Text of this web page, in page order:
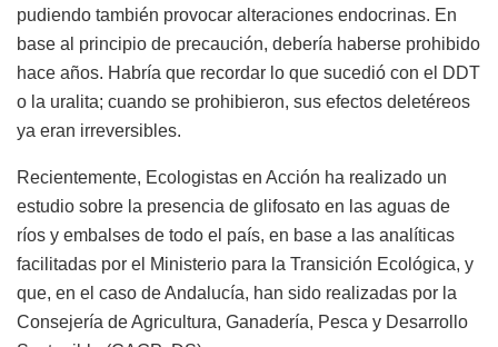
pudiendo también provocar alteraciones endocrinas. En
base al principio de precaución, debería haberse prohibido
hace años. Habría que recordar lo que sucedió con el DDT
o la uralita; cuando se prohibieron, sus efectos deletéreos
ya eran irreversibles.
Recientemente, Ecologistas en Acción ha realizado un
estudio sobre la presencia de glifosato en las aguas de
ríos y embalses de todo el país, en base a las analíticas
facilitadas por el Ministerio para la Transición Ecológica, y
que, en el caso de Andalucía, han sido realizadas por la
Consejería de Agricultura, Ganadería, Pesca y Desarrollo